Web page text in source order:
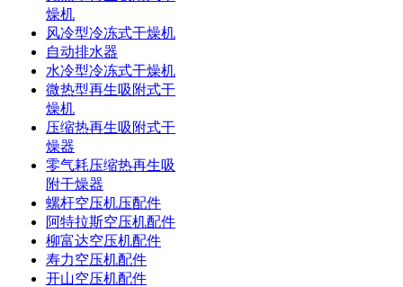
燥机
风冷型冷冻式干燥机
自动排水器
水冷型冷冻式干燥机
微热型再生吸附式干
燥机
压缩热再生吸附式干
燥器
零气耗压缩热再生吸
附干燥器
螺杆空压机压配件
阿特拉斯空压机配件
柳富达空压机配件
寿力空压机配件
开山空压机配件